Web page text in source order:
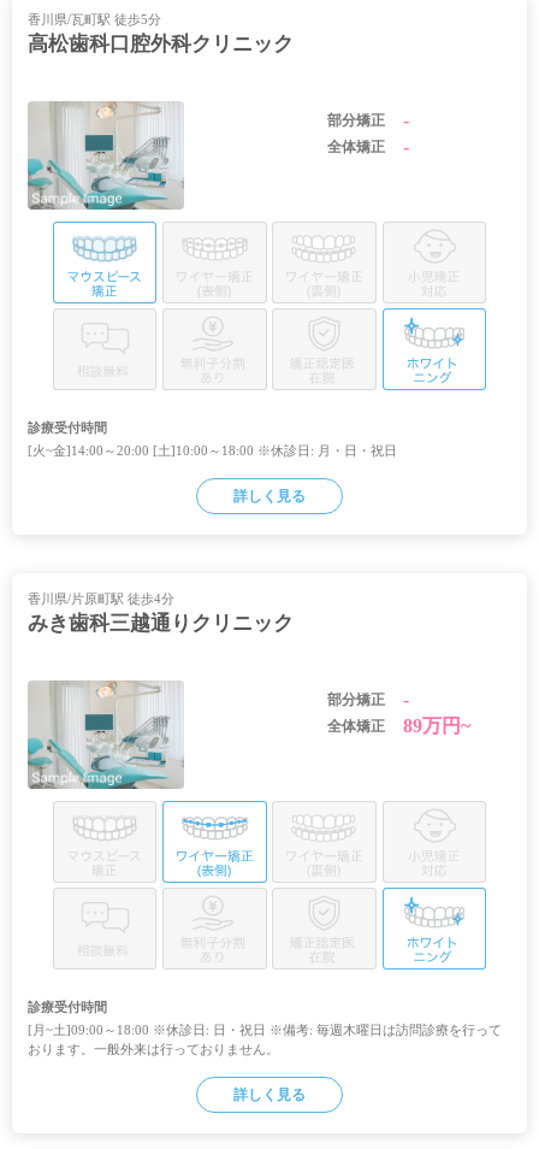
香川県/瓦町駅 徒歩5分
高松歯科口腔外科クリニック
部分矯正 -
全体矯正 -
診療受付時間
[火~金]14:00～20:00 [土]10:00～18:00 ※休診日: 月・日・祝日
詳しく見る
香川県/片原町駅 徒歩4分
みき歯科三越通りクリニック
部分矯正 -
全体矯正 89万円~
診療受付時間
[月~土]09:00～18:00 ※休診日: 日・祝日 ※備考: 毎週木曜日は訪問診療を行って
おります。一般外来は行っておりません。
詳しく見る